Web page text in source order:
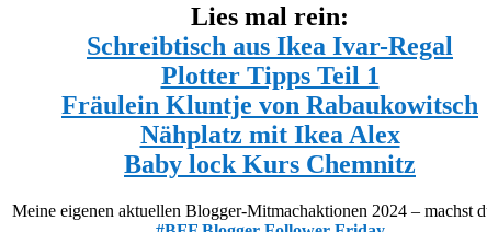
Lies mal rein:
Schreibtisch aus Ikea Ivar-Regal
Plotter Tipps Teil 1
Fräulein Kluntje von Rabaukowitsch
Nähplatz mit Ikea Alex
Baby lock Kurs Chemnitz
Meine eigenen aktuellen Blogger-Mitmachaktionen 2024 – machst